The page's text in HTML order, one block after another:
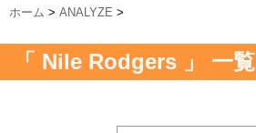
ホーム > ANALYZE >
「 Nile Rodgers 」 一覧